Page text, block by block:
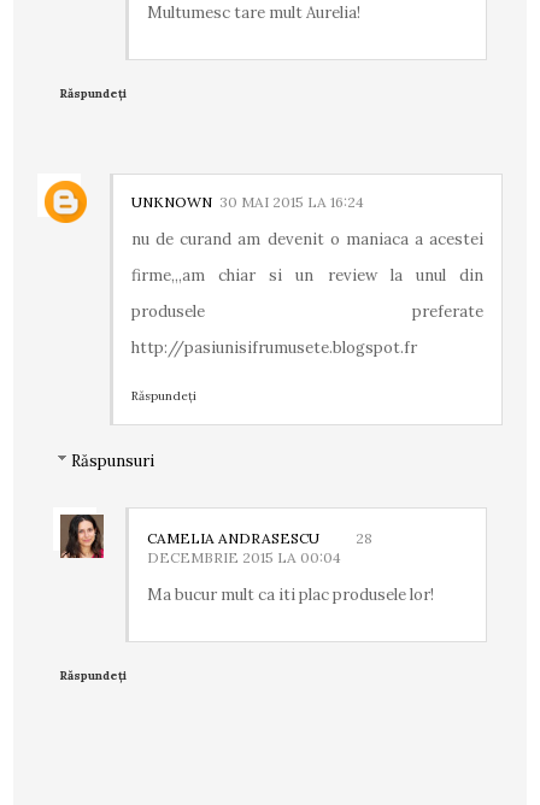
Multumesc tare mult Aurelia!
Răspundeți
UNKNOWN 30 MAI 2015 LA 16:24
nu de curand am devenit o maniaca a acestei
firme,,,am chiar si un review la unul din
produsele preferate
http://pasiunisifrumusete.blogspot.fr
Răspundeți
Răspunsuri
CAMELIA ANDRASESCU
28
DECEMBRIE 2015 LA 00:04
Ma bucur mult ca iti plac produsele lor!
Răspundeți